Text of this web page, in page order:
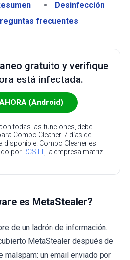
Desinfección
frecuentes
gratuito y verifique
está infectada.
(Android)
todas las funciones, debe
Combo Cleaner. 7 días de
disponible. Combo Cleaner es
por RCS LT, la empresa matriz
es MetaStealer?
de un ladrón de información.
MetaStealer después de
malspam: un email enviado por